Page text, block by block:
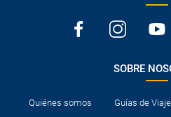
SOBRE
Quiénes somos Guías de